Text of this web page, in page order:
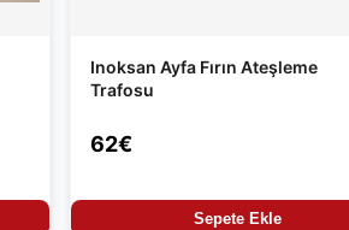
Inoksan Ayfa Fırın Ateşleme
Trafosu
62€
Sepete Ekle